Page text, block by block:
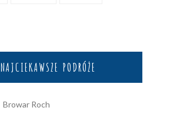
NAJCIEKAWSZE PODRÓŻE
Browar Roch